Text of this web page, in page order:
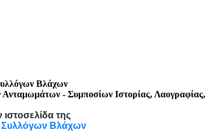
Βλάχων
Ανταμωμάτων- Συμποσίων Ιστορίας, Λαογραφίας,
της
Συλλόγων Βλάχων